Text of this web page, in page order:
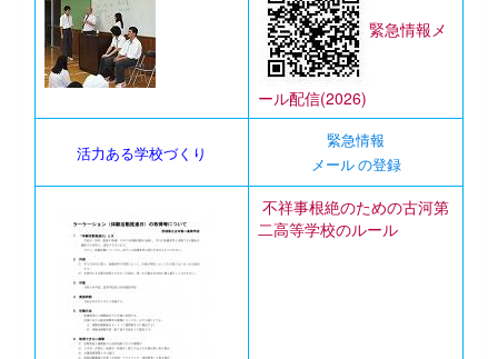
緊急情報メ
ール配信(2026)
活力ある学校づくり
緊急情報
メール の登録
不祥事根絶のための古河第
二高等学校のルール